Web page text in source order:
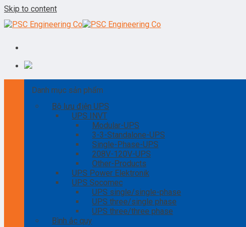
Skip to content
Danh mục sản phẩm
Bộ lưu điện UPS
UPS INVT
Modular-UPS
3-3-Standalone-UPS
Single-Phase-UPS
208V-120V-UPS
Other-Products
UPS Power Elektronik
UPS Socomec
UPS single/single-phase
UPS three/single phase
UPS three/three phase
Bình ắc quy